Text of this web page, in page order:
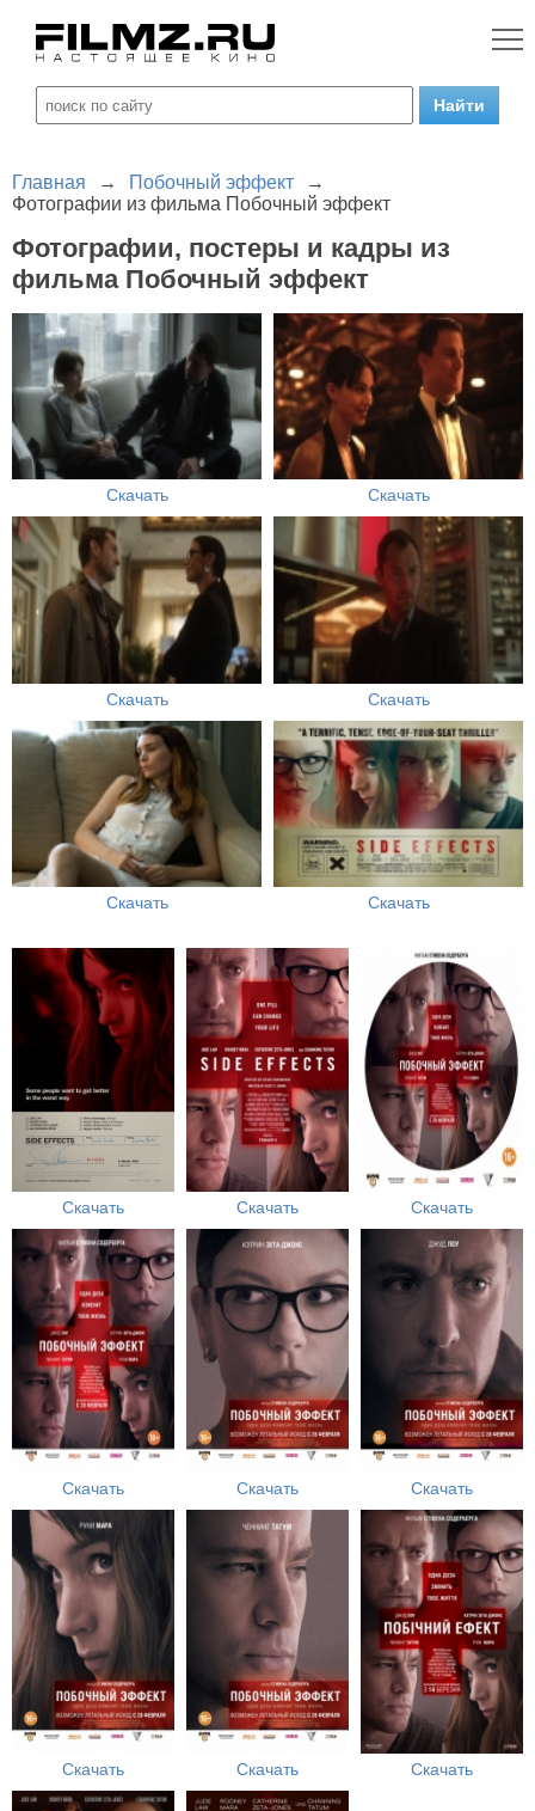
Главная → Побочный эффект
→
Фотографии из фильма Побочный эффект
Фотографии, постеры и кадры из
фильма Побочный эффект
Скачать Скачать
Скачать Скачать
Скачать Скачать
Скачать Скачать Скачать
Скачать Скачать Скачать
Скачать Скачать Скачать